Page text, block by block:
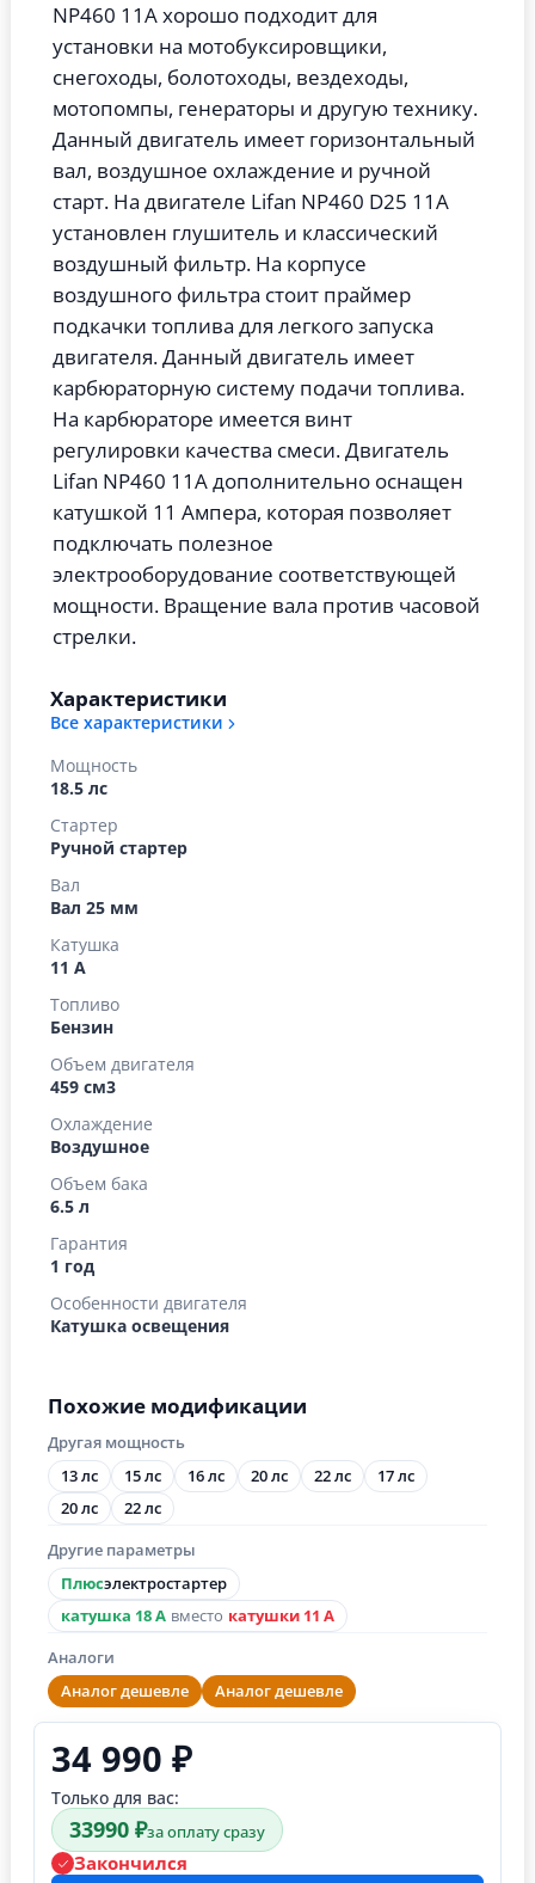
Похожие модификации
Другая мощность
13 лс 15 лс 16 лс 20 лс 22 лс
17 лс
20 лс
22 лс
Другие параметры
Плюсэлектростартер
катушка 18 А вместо катушки 11 А
Аналоги
Аналог дешевле Аналог дешевле
NP460 11A хорошо подходит для
установки на мотобуксировщики,
снегоходы, болотоходы, вездеходы,
мотопомпы, генераторы и другую технику.
Данный двигатель имеет горизонтальный
вал, воздушное охлаждение и ручной
старт. На двигателе Lifan NP460 D25 11A
установлен глушитель и классический
воздушный фильтр. На корпусе
воздушного фильтра стоит праймер
подкачки топлива для легкого запуска
двигателя. Данный двигатель имеет
карбюраторную систему подачи топлива.
На карбюраторе имеется винт
регулировки качества смеси. Двигатель
Lifan NP460 11A дополнительно оснащен
катушкой 11 Ампера, которая позволяет
подключать полезное
электрооборудование соответствующей
мощности. Вращение вала против часовой
стрелки.
Характеристики
Все характеристики
Мощность
18.5 лс
Стартер
Ручной стартер
Вал
Вал 25 мм
Катушка
11 А
Топливо
Бензин
Объем двигателя
459 см3
Охлаждение
Воздушное
Объем бака
6.5 л
Гарантия
1 год
Особенности двигателя
Катушка освещения
34 990 ₽
Только для вас:
33990 ₽за оплату сразу
Закончился